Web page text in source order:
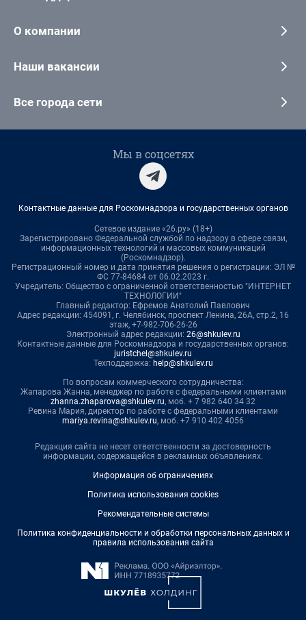
О компании
Наши вакансии
Все города сети
Мы в соцсетях
Контактные данные для Роскомнадзора и государственных органов
Сетевое издание «26.ру» (18+)
Зарегистрировано Федеральной службой по надзору в сфере связи,
информационных технологий и массовых коммуникаций
(Роскомнадзор).
Регистрационный номер и дата принятия решения о регистрации: ЭЛ №
ФС 77-84684 от 06.02.2023 г.
Учредитель: Общество с ограниченной ответственностью "ИНТЕРНЕТ
ТЕХНОЛОГИИ"
Главный редактор: Ефремов Анатолий Павлович
Адрес редакции: 454091, г. Челябинск, проспект Ленина, 26А, стр.2, 16
этаж, +7-982-706-26-26
Электронный адрес редакции: 26@shkulev.ru
Контактные данные для Роскомнадзора и государственных органов:
juristchel@shkulev.ru
Техподдержка: help@shkulev.ru
По вопросам коммерческого сотрудничества:
Жапарова Жанна, менеджер по работе с федеральными клиентами
zhanna.zhaparova@shkulev.ru, моб. + 7 982 640 34 32
Ревина Мария, директор по работе с федеральными клиентами
mariya.revina@shkulev.ru, моб. +7 910 402 4056
Редакция сайта не несет ответственности за достоверность
информации, содержащейся в рекламных объявлениях.
Информация об ограничениях
Политика использования cookies
Рекомендательные системы
Политика конфиденциальности и обработки персональных данных и
правила использования сайта